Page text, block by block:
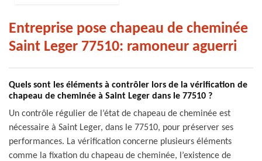
Entreprise pose chapeau de cheminée
Saint Leger 77510: ramoneur aguerri
Quels sont les éléments à contrôler lors de la vérification de
chapeau de cheminée à Saint Leger dans le 77510 ?
Un contrôle régulier de l’état de chapeau de cheminée est
nécessaire à Saint Leger, dans le 77510, pour préserver ses
performances. La vérification concerne plusieurs éléments
comme la fixation du chapeau de cheminée, l’existence de